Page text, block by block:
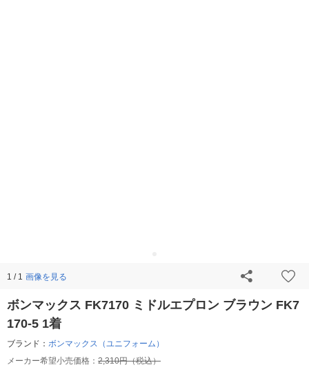
1 / 1 画像を見る
ボンマックス FK7170 ミドルエプロン ブラウン FK7
170-5 1着
ブランド： ボンマックス（ユニフォーム）
メーカー希望小売価格： 2,310円（税込）